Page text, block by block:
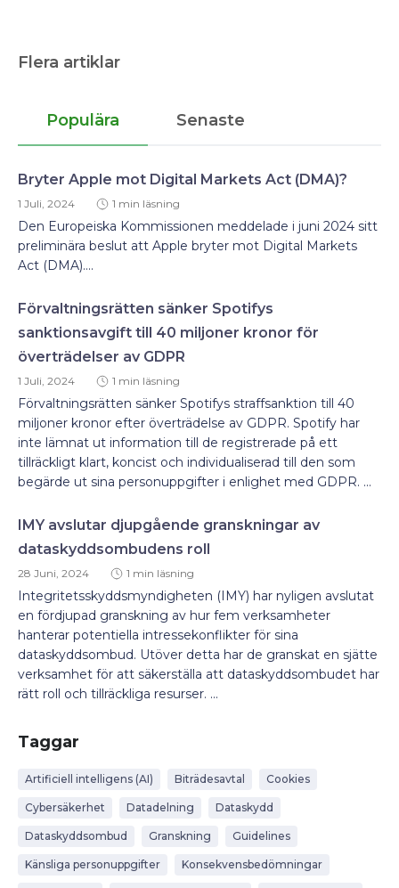
Flera artiklar
Populära Senaste
Bryter Apple mot Digital Markets Act (DMA)?
1 Juli, 2024 1 min läsning
Den Europeiska Kommissionen meddelade i juni 2024 sitt
preliminära beslut att Apple bryter mot Digital Markets
Act (DMA)....
Förvaltningsrätten sänker Spotifys
sanktionsavgift till 40 miljoner kronor för
överträdelser av GDPR
1 Juli, 2024 1 min läsning
Förvaltningsrätten sänker Spotifys straffsanktion till 40
miljoner kronor efter överträdelse av GDPR. Spotify har
inte lämnat ut information till de registrerade på ett
tillräckligt klart, koncist och individualiserad till den som
begärde ut sina personuppgifter i enlighet med GDPR. ...
IMY avslutar djupgående granskningar av
dataskyddsombudens roll
28 Juni, 2024 1 min läsning
Integritetsskyddsmyndigheten (IMY) har nyligen avslutat
en fördjupad granskning av hur fem verksamheter
hanterar potentiella intressekonflikter för sina
dataskyddsombud. Utöver detta har de granskat en sjätte
verksamhet för att säkerställa att dataskyddsombudet har
rätt roll och tillräckliga resurser. ...
Taggar
Artificiell intelligens (AI) Biträdesavtal Cookies
Cybersäkerhet Datadelning Dataskydd
Dataskyddsombud Granskning Guidelines
Känsliga personuppgifter Konsekvensbedömningar